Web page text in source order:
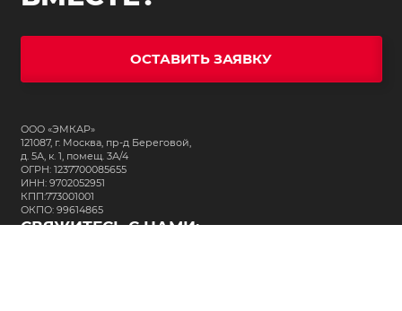
ОСТАВИТЬ ЗАЯВКУ
ООО «ЭМКАР»
121087, г. Москва, пр-д Береговой,
д. 5А, к. 1, помещ. 3А/4
ОГРН: 1237700085655
ИНН: 9702052951
КПП:773001001
ОКПО: 99614865
СВЯЖИТЕСЬ С НАМИ: